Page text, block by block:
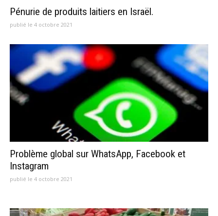
Pénurie de produits laitiers en Israël.
publié le 4 octobre 2021
Problème global sur WhatsApp, Facebook et
Instagram
publié le 4 octobre 2021